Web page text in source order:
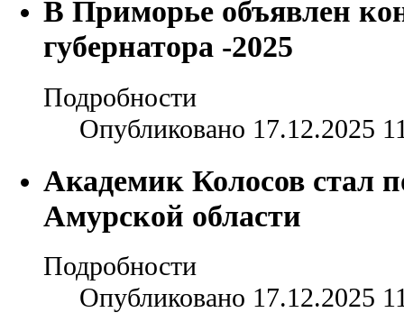
В Приморье объявлен
губернатора -2025
Подробности
Опубликовано 17.12.2025
Академик Колосов стал
Амурской области
Подробности
Опубликовано 17.12.2025